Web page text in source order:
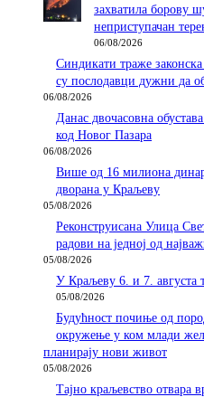
захватила борову
неприступачан
06/08/2026
Синдикати траже
су послодавци дужни да
06/08/2026
Данас двочасовна
код Новог Пазара
06/08/2026
Више од 16 милиона
дворана у Краљеву
05/08/2026
Реконструисана Улица
радови на једној од
05/08/2026
У Краљеву 6. и 7. августа
05/08/2026
Будућност почиње од
окружење у ком млади
планирају нови живот
05/08/2026
Тајно краљевство отвара